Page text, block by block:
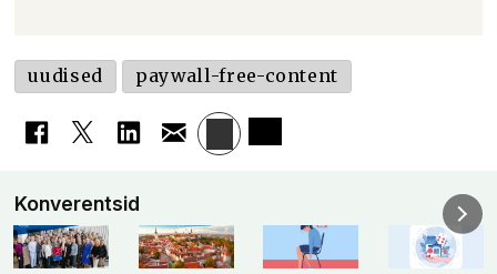
uudised paywall-free-content
Konverentsid